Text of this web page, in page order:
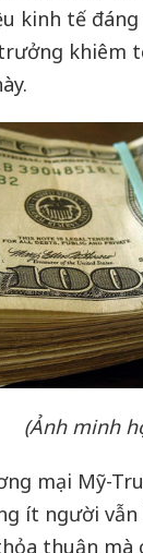
kinh tế
khiêm
(Ảnh minh
mại Mỹ-
ít người vẫn
thuận mà